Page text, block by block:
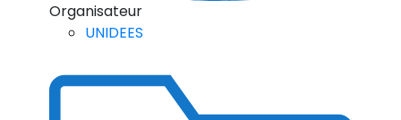
Organisateur
UNIDEES